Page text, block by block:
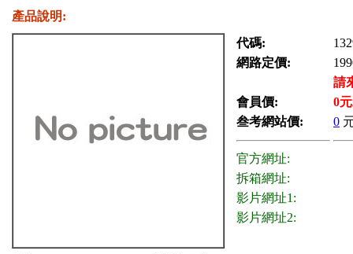
產品說明:
代碼:
網路定價:
請
會員價:
0
叁考網站價:
0
官方網址:
拆箱網址:
影片網址1:
影片網址2: